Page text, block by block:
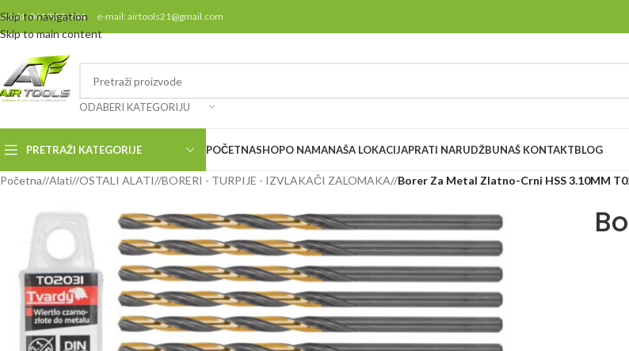
Skip to navigation
Skip to main content
061/808-244 e-mail: airtools21@gmail.com
ODABERI KATEGORIJU
PRETRAŽI KATEGORIJE POČETNASHOPO NAMANAŠA LOKACIJAPRATI NARUDŽBUNAŠ KONTAKTBLOG
Početna/ Alati/ OSTALI ALATI/ BORERI - TURPIJE - IZVLAKAČI ZALOMAKA/ Borer Za Metal Zlatno-Crni HSS 3.10MM